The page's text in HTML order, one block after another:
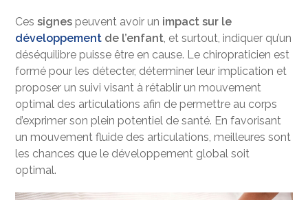
Cessignes peuvent avoir un impact sur le
développement de l’enfant, et surtout, indiquer qu’un
déséquilibre puisse être en cause. Le chiropraticien est
formé pour les détecter, déterminer leur implication et
proposer un suivi visant à rétablir un mouvement
optimal des articulations afin de permettre au corps
d’exprimer son plein potentiel de santé. En favorisant
un mouvement fluide des articulations, meilleures sont
les chances que le développement global soit
optimal.